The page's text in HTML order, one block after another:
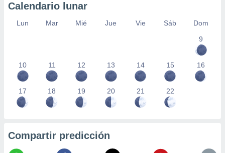
Calendario lunar
Lun Mar Mié Jue Vie Sáb
Dom
9
10 11 12 13 14 15 16
17 18 19 20 21 22
Compartir predicción